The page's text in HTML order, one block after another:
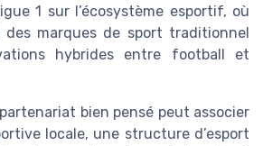
1 sur l’écosystème esportif, où
des marques de sport traditionnel
hybrides entre football et
bien pensé peut associer
locale, une structure d’esport